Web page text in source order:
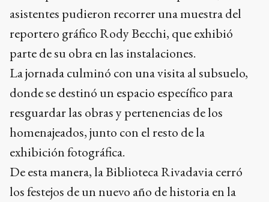
asistentes pudieron recorrer una muestra del
reportero gráfico Rody Becchi, que exhibió
parte de su obra en las instalaciones.
La jornada culminó con una visita al subsuelo,
donde se destinó un espacio específico para
resguardar las obras y pertenencias de los
homenajeados, junto con el resto de la
exhibición fotográfica.
De esta manera, la Biblioteca Rivadavia cerró
los festejos de un nuevo año de historia en la